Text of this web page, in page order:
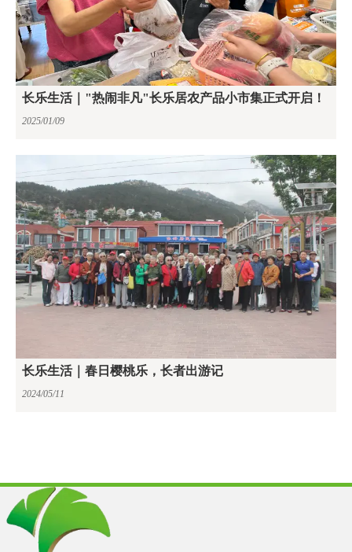
长乐生活｜"热闹非凡"长乐居农产品小市集正式开启！
2025/01/09
长乐生活｜春日樱桃乐，长者出游记
2024/05/11